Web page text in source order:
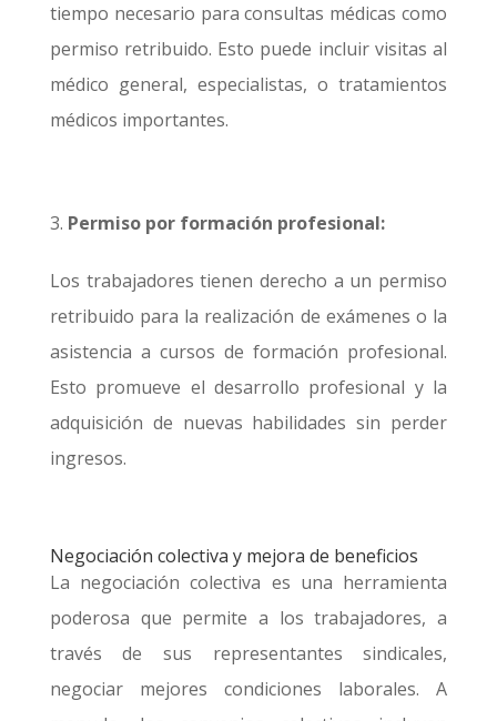
tiempo necesario para consultas médicas como
permiso retribuido. Esto puede incluir visitas al
médico general, especialistas, o tratamientos
médicos importantes.
Permiso por formación profesional:
Los trabajadores tienen derecho a un permiso
retribuido para la realización de exámenes o la
asistencia a cursos de formación profesional.
Esto promueve el desarrollo profesional y la
adquisición de nuevas habilidades sin perder
ingresos.
Negociación colectiva y mejora de beneficios
La negociación colectiva es una herramienta
poderosa que permite a los trabajadores, a
través de sus representantes sindicales,
negociar mejores condiciones laborales. A